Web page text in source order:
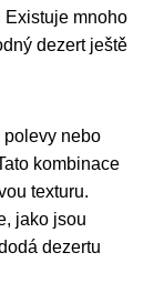
Existuje mnoho
dezert ještě
nebo
kombinace
texturu.
jako jsou
dezertu